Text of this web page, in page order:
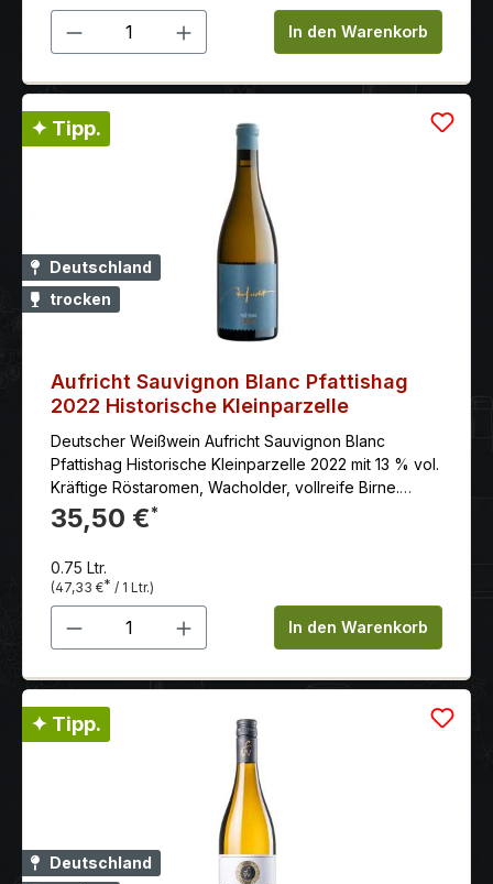
Produkt Anzahl: Gib denIn den Warenkorb
✦ Tipp.
Deutschland
trocken
Aufricht Sauvignon Blanc Pfattishag
2022 Historische Kleinparzelle
Deutscher Weißwein Aufricht Sauvignon Blanc
Pfattishag Historische Kleinparzelle 2022 mit 13 % vol.
Kräftige Röstaromen, Wacholder, vollreife Birne.
Schmelz und enorme Würze. Ein hervorragender
Speisebegleiter mit viel Potenzial.
35,50 €*
0.75 Ltr.
(47,33 €* / 1 Ltr.)
Produkt Anzahl: Gib denIn den Warenkorb
✦ Tipp.
Deutschland